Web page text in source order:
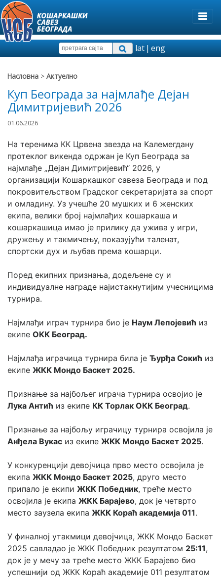
lat|eng
Насловна > Актуелно
Куп Београда за најмлађе Дејан
Димитријевић 2026
01.06.2026
На теренима КК Црвена звезда на Калемегдану
протеклог викенда одржан је Куп Београда за
најмлађе „Дејан Димитријевић“ 2026, у
организацији Кошаркашког савеза Београда и под
покровитељством Градског секретаријата за спорт
и омладину. Уз учешће 20 мушких и 6 женских
екипа, велики број најмлађих кошаркаша и
кошаркашица имао је прилику да ужива у игри,
дружењу и такмичењу, показујући таленат,
спортски дух и љубав према кошарци.
Поред екипних признања, додељене су и
индивидуалне награде најистакнутијим учесницима
турнира.
Најмлађи играч турнира био је Наум Лепојевић из
екипе ОКК Београд.
Најмлађа играчица турнира била је Ђурђа Сокић из
екипе ЖКК Мондо Баскет 2025.
Лука Антић из екипе КК Торлак ОКК Београд.
Анђела Вукас из екипе ЖКК Мондо Баскет 2025.
У конкуренцији девојчица прво место освојила је
екипа ЖКК Мондо Баскет 2025, друго место
припало је екипи ЖКК Победник, треће место
освојила је екипа ЖКК Барајево, док је четврто
место заузела екипа ЖКК Кораћ академија 011.
У финалној утакмици девојчица, ЖКК Мондо Баскет
2025 савладао је ЖКК Победник резултатом 25:11,
док је у мечу за треће место ЖКК Барајево био
успешнији од ЖКК Кораћ академије 011 резултатом